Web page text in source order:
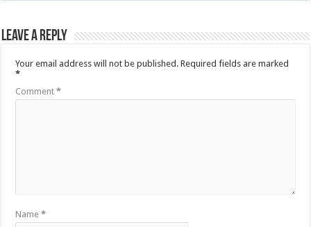
Leave a Reply
Your email address will not be published. Required fields are marked
*
Comment*
Name*